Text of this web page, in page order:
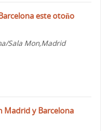
este otoño
Sala Mon,Madrid
Madrid y Barcelona